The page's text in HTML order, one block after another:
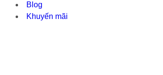
Blog
Khuyến mãi